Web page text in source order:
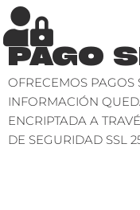
PAGO
OFRECEMOS PAGOS
INFORMACIÓN
ENCRIPTADA A
DE SEGURIDAD SSL